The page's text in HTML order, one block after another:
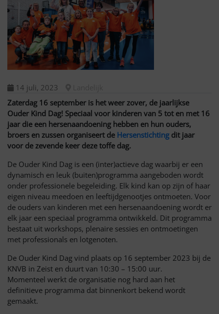
14 juli, 2023
Zaterdag 16 september is het weer zover, de jaarlijkse
Ouder Kind Dag! Speciaal voor kinderen van 5 tot en met 16
jaar die een hersenaandoening hebben en hun ouders,
broers en zussen organiseert de Hersenstichtingdit jaar
voor de zevende keer deze toffe dag.
De Ouder Kind Dag is een (inter)actieve dag waarbij er een
dynamisch en leuk (buiten)programma aangeboden wordt
onder professionele begeleiding. Elk kind kan op zijn of haar
eigen niveau meedoen en leeftijdgenootjes ontmoeten. Voor
de ouders van kinderen met een hersenaandoening wordt er
elk jaar een speciaal programma ontwikkeld. Dit programma
bestaat uit workshops, plenaire sessies en ontmoetingen
met professionals en lotgenoten. ⁠
De Ouder Kind Dag vind plaats op 16 september 2023 bij de
KNVB in Zeist en duurt van 10:30 – 15:00 uur.
Momenteel werkt de organisatie nog hard aan het
definitieve programma dat binnenkort bekend wordt
gemaakt.